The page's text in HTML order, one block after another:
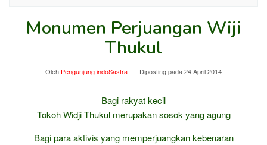
Monumen Perjuangan Wiji
Thukul
Oleh Pengunjung indoSastra Diposting pada24 April 2014
Bagi rakyat kecil
Tokoh Widji Thukul merupakan sosok yang agung
Bagi para aktivis yang memperjuangkan kebenaran